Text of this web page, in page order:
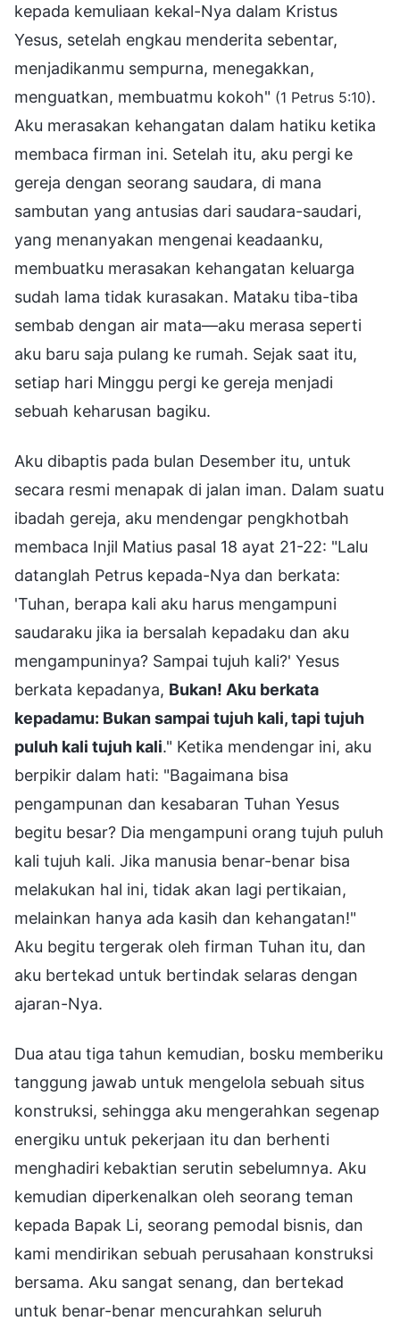
kepada kemuliaan kekal-Nya dalam Kristus
Yesus, setelah engkau menderita sebentar,
menjadikanmu sempurna, menegakkan,
menguatkan, membuatmu kokoh" (1 Petrus 5:10).
Aku merasakan kehangatan dalam hatiku ketika
membaca firman ini. Setelah itu, aku pergi ke
gereja dengan seorang saudara, di mana
sambutan yang antusias dari saudara-saudari,
yang menanyakan mengenai keadaanku,
membuatku merasakan kehangatan keluarga
sudah lama tidak kurasakan. Mataku tiba-tiba
sembab dengan air mata—aku merasa seperti
aku baru saja pulang ke rumah. Sejak saat itu,
setiap hari Minggu pergi ke gereja menjadi
sebuah keharusan bagiku.
Aku dibaptis pada bulan Desember itu, untuk
secara resmi menapak di jalan iman. Dalam suatu
ibadah gereja, aku mendengar pengkhotbah
membaca Injil Matius pasal 18 ayat 21-22: "Lalu
datanglah Petrus kepada-Nya dan berkata:
'Tuhan, berapa kali aku harus mengampuni
saudaraku jika ia bersalah kepadaku dan aku
mengampuninya? Sampai tujuh kali?' Yesus
berkata kepadanya, Bukan! Aku berkata
kepadamu: Bukan sampai tujuh kali, tapi tujuh
puluh kali tujuh kali." Ketika mendengar ini, aku
berpikir dalam hati: "Bagaimana bisa
pengampunan dan kesabaran Tuhan Yesus
begitu besar? Dia mengampuni orang tujuh puluh
kali tujuh kali. Jika manusia benar-benar bisa
melakukan hal ini, tidak akan lagi pertikaian,
melainkan hanya ada kasih dan kehangatan!"
Aku begitu tergerak oleh firman Tuhan itu, dan
aku bertekad untuk bertindak selaras dengan
ajaran-Nya.
Dua atau tiga tahun kemudian, bosku memberiku
tanggung jawab untuk mengelola sebuah situs
konstruksi, sehingga aku mengerahkan segenap
energiku untuk pekerjaan itu dan berhenti
menghadiri kebaktian serutin sebelumnya. Aku
kemudian diperkenalkan oleh seorang teman
kepada Bapak Li, seorang pemodal bisnis, dan
kami mendirikan sebuah perusahaan konstruksi
bersama. Aku sangat senang, dan bertekad
untuk benar-benar mencurahkan seluruh